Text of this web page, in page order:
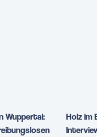
Wuppertal:
Holz im